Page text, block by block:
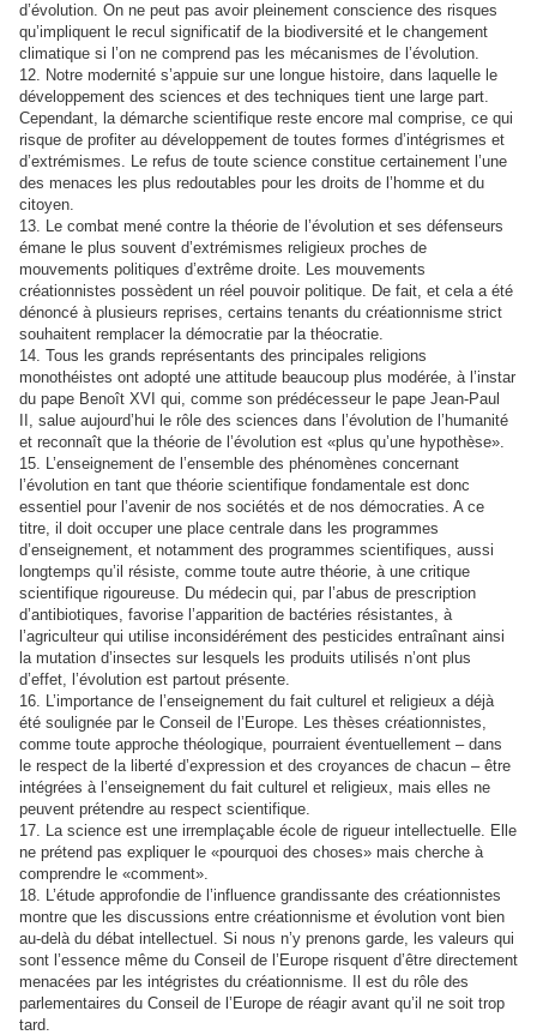
d’évolution. On ne peut pas avoir pleinement conscience des risques
qu’impliquent le recul significatif de la biodiversité et le changement
climatique si l’on ne comprend pas les mécanismes de l’évolution.
12. Notre modernité s’appuie sur une longue histoire, dans laquelle le
développement des sciences et des techniques tient une large part.
Cependant, la démarche scientifique reste encore mal comprise, ce qui
risque de profiter au développement de toutes formes d’intégrismes et
d’extrémismes. Le refus de toute science constitue certainement l’une
des menaces les plus redoutables pour les droits de l’homme et du
citoyen.
13. Le combat mené contre la théorie de l’évolution et ses défenseurs
émane le plus souvent d’extrémismes religieux proches de
mouvements politiques d’extrême droite. Les mouvements
créationnistes possèdent un réel pouvoir politique. De fait, et cela a été
dénoncé à plusieurs reprises, certains tenants du créationnisme strict
souhaitent remplacer la démocratie par la théocratie.
14. Tous les grands représentants des principales religions
monothéistes ont adopté une attitude beaucoup plus modérée, à l’instar
du pape Benoît XVI qui, comme son prédécesseur le pape Jean-Paul
II, salue aujourd’hui le rôle des sciences dans l’évolution de l’humanité
et reconnaît que la théorie de l’évolution est «plus qu’une hypothèse».
15. L’enseignement de l’ensemble des phénomènes concernant
l’évolution en tant que théorie scientifique fondamentale est donc
essentiel pour l’avenir de nos sociétés et de nos démocraties. A ce
titre, il doit occuper une place centrale dans les programmes
d’enseignement, et notamment des programmes scientifiques, aussi
longtemps qu’il résiste, comme toute autre théorie, à une critique
scientifique rigoureuse. Du médecin qui, par l’abus de prescription
d’antibiotiques, favorise l’apparition de bactéries résistantes, à
l’agriculteur qui utilise inconsidérément des pesticides entraînant ainsi
la mutation d’insectes sur lesquels les produits utilisés n’ont plus
d’effet, l’évolution est partout présente.
16. L’importance de l’enseignement du fait culturel et religieux a déjà
été soulignée par le Conseil de l’Europe. Les thèses créationnistes,
comme toute approche théologique, pourraient éventuellement – dans
le respect de la liberté d’expression et des croyances de chacun – être
intégrées à l’enseignement du fait culturel et religieux, mais elles ne
peuvent prétendre au respect scientifique.
17. La science est une irremplaçable école de rigueur intellectuelle. Elle
ne prétend pas expliquer le «pourquoi des choses» mais cherche à
comprendre le «comment».
18. L’étude approfondie de l’influence grandissante des créationnistes
montre que les discussions entre créationnisme et évolution vont bien
au-delà du débat intellectuel. Si nous n’y prenons garde, les valeurs qui
sont l’essence même du Conseil de l’Europe risquent d’être directement
menacées par les intégristes du créationnisme. Il est du rôle des
parlementaires du Conseil de l’Europe de réagir avant qu’il ne soit trop
tard.